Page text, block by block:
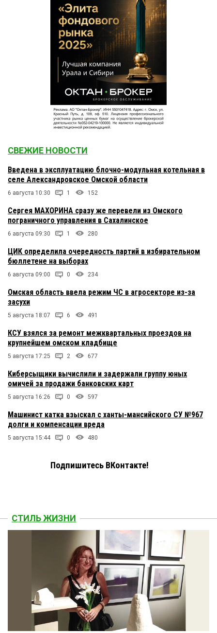
СВЕЖИЕ НОВОСТИ
Введена в эксплуатацию блочно-модульная котельная в
селе Александровское Омской области
6 августа 10:30 1 152
Сергея МАХОРИНА сразу же перевели из Омского
пограничного управления в Сахалинское
6 августа 09:30 1 280
ЦИК определила очередность партий в избирательном
бюллетене на выборах
6 августа 09:00 0 234
Омская область ввела режим ЧС в агросекторе из-за
засухи
5 августа 18:07 6 491
КСУ взялся за ремонт межквартальных проездов на
крупнейшем омском кладбище
5 августа 17:25 2 677
Киберсыщики вычислили и задержали группу юных
омичей за продажи банковских карт
5 августа 16:26 0 597
Машинист катка взыскал с ханты-мансийского СУ №967
долги и компенсации вреда
5 августа 15:44 0 480
Подпишитесь ВКонтакте!
СТИЛЬ ЖИЗНИ